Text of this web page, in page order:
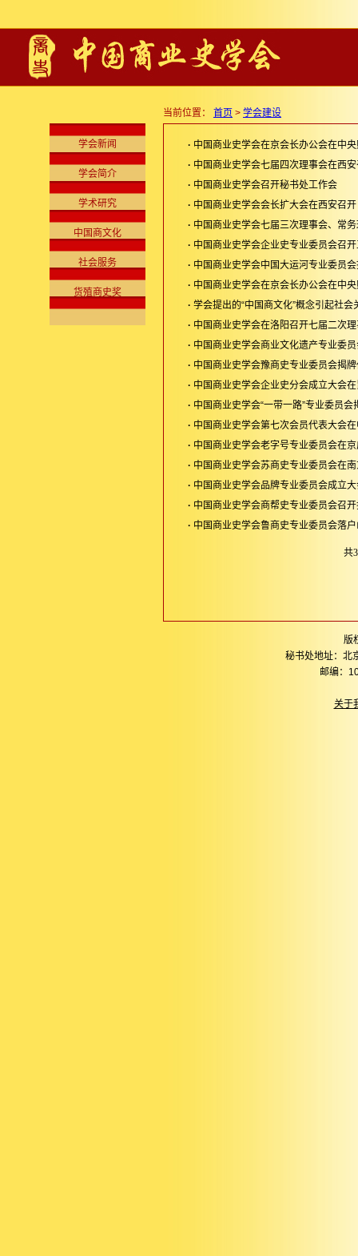
学会新闻
学会简介
学术研究
中国商文化
社会服务
货殖商史奖
当前位置： 首页 > 学会建设
· 中国商业史学会在京会长办公会在中
· 中国商业史学会七届四次理事会在西
· 中国商业史学会召开秘书处工作会
· 中国商业史学会会长扩大会在西安召开
· 中国商业史学会七届三次理事会、常
· 中国商业史学会企业史专业委员会召
· 中国商业史学会中国大运河专业委员
· 中国商业史学会在京会长办公会在中
· 学会提出的“中国商文化”概念引起社会
· 中国商业史学会在洛阳召开七届二次
· 中国商业史学会商业文化遗产专业委
· 中国商业史学会豫商史专业委员会揭
· 中国商业史学会企业史分会成立大会
· 中国商业史学会“一带一路”专业委员
· 中国商业史学会第七次会员代表大会
· 中国商业史学会老字号专业委员会在
· 中国商业史学会苏商史专业委员会在
· 中国商业史学会品牌专业委员会成立
· 中国商业史学会商帮史专业委员会召
· 中国商业史学会鲁商史专业委员会落
共
版
秘书处地址：北
邮编：
关于